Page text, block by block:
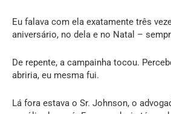
Eu falava com ela exatamente três
aniversário, no dela e no Natal –
De repente, a campainha tocou.
abriria, eu mesma fui.
Lá fora estava o Sr. Johnson, o